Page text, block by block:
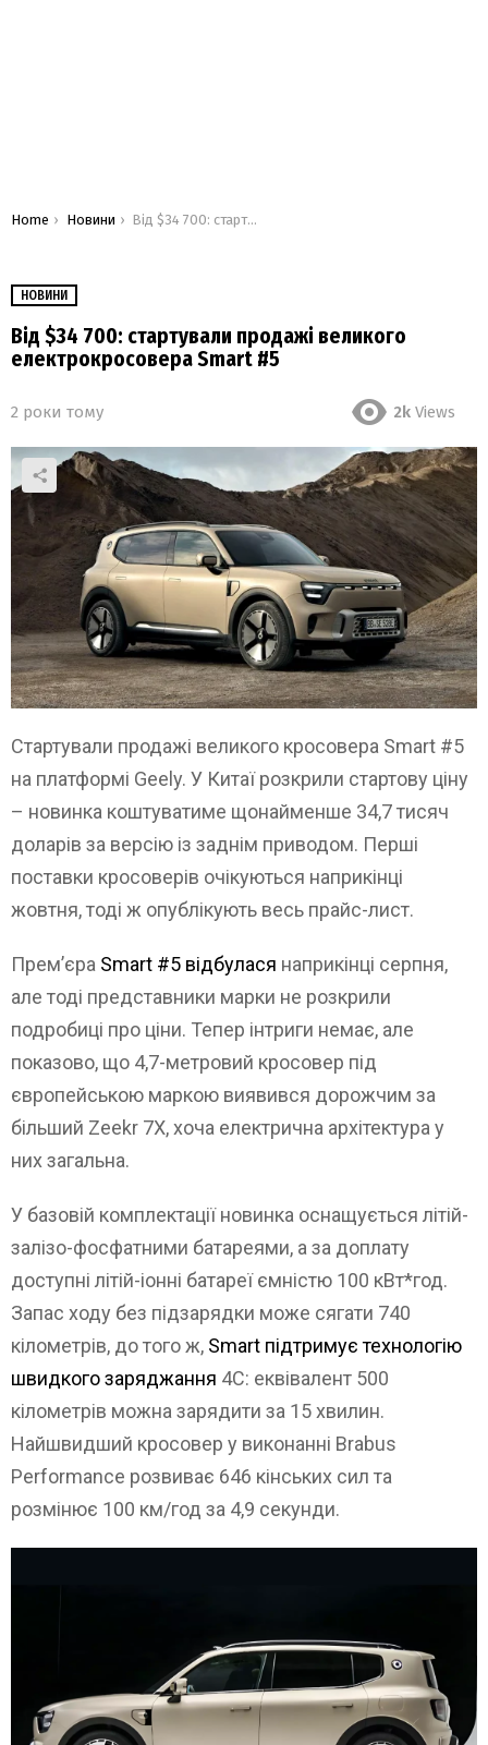
You are here:
Home Новини Від $34 700: стартували продажі великого електрокросовера Smart #5
НОВИНИ
Від $34 700: стартували продажі великого
електрокросовера Smart #5
2 роки тому 2k Views
Стартували продажі великого кросовера Smart #5
на платформі Geely. У Китаї розкрили стартову ціну
– новинка коштуватиме щонайменше 34,7 тисяч
доларів за версію із заднім приводом. Перші
поставки кросоверів очікуються наприкінці
жовтня, тоді ж опублікують весь прайс-лист.
Прем’єра Smart #5 відбулася наприкінці серпня,
але тоді представники марки не розкрили
подробиці про ціни. Тепер інтриги немає, але
показово, що 4,7-метровий кросовер під
європейською маркою виявився дорожчим за
більший Zeekr 7X, хоча електрична архітектура у
них загальна.
У базовій комплектації новинка оснащується літій-
залізо-фосфатними батареями, а за доплату
доступні літій-іонні батареї ємністю 100 кВт*год.
Запас ходу без підзарядки може сягати 740
кілометрів, до того ж, Smart підтримує технологію
швидкого заряджання 4С: еквівалент 500
кілометрів можна зарядити за 15 хвилин.
Найшвидший кросовер у виконанні Brabus
Performance розвиває 646 кінських сил та
розмінює 100 км/год за 4,9 секунди.